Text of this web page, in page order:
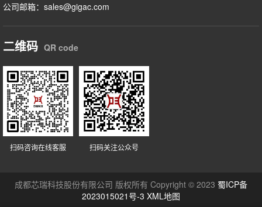
公司邮箱：sales@gigac.com
二维码 QR code
扫码咨询在线客服 扫码关注公众号
成都芯瑞科技股份有限公司 版权所有 Copyright © 2023 蜀ICP备
2023015021号-3 XML地图